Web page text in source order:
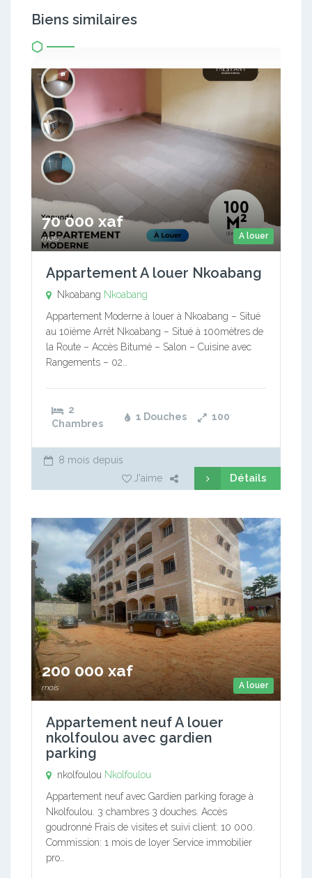
Biens similaires
A louer
70 000 xaf
mois
Appartement A louer Nkoabang
Nkoabang Nkoabang
Appartement Moderne à louer à Nkoabang – Situé
au 10ième Arrêt Nkoabang – Situé à 100mètres de
la Route – Accès Bitumé – Salon – Cuisine avec
Rangements – 02…
2
Chambres
1 Douches 100
8 mois depuis
J'aime
Détails
A louer
200 000 xaf
mois
Appartement neuf A louer
nkolfoulou avec gardien
parking
nkolfoulou Nkolfoulou
Appartement neuf avec Gardien parking forage à
Nkolfoulou. 3 chambres 3 douches. Accès
goudronné Frais de visites et suivi client: 10 000.
Commission: 1 mois de loyer Service immobilier
pro…